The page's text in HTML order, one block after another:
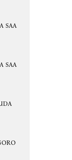
SAA
SAA